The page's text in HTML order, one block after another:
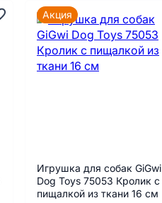
Игрушка для собак GiGwi
Dog Toys 75053 Кролик с
пищалкой из ткани 16 см
Акция